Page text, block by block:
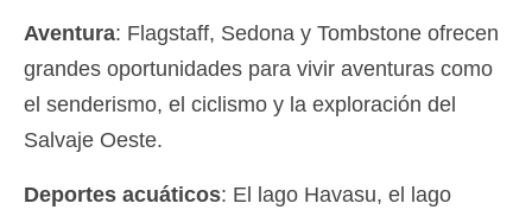
Aventura: Flagstaff, Sedona y Tombstone ofrecen
grandes oportunidades para vivir aventuras como
el senderismo, el ciclismo y la exploración del
Salvaje Oeste.
Deportes acuáticos: El lago Havasu, el lago